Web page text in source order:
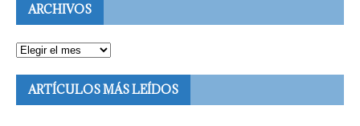
ARCHIVOS
ARTÍCULOS MÁS LEÍDOS